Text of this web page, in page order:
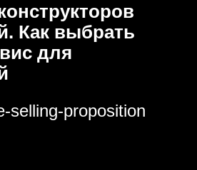
Как выбрать
для